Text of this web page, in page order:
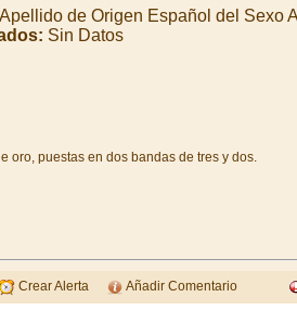
de Origen Español del Sexo
Sin Datos
oro, puestas en dos bandas de tres y dos.
Crear Alerta Añadir Comentario